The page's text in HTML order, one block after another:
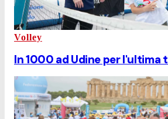
Volley
In 1000 ad Udine per l'ultima